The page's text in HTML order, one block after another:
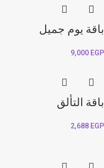
باقة يوم جميل
9,000 EGP
باقة التألق
2,688 EGP